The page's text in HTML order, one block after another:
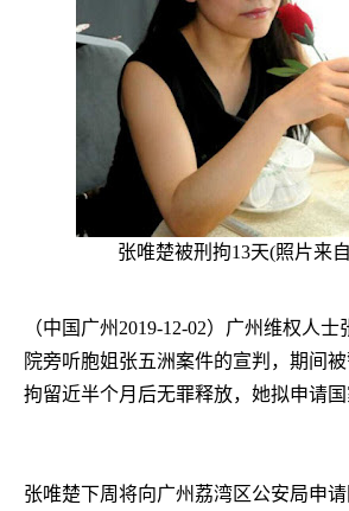
张唯楚被刑拘13天(照片来
（中国广州 2019-12-02） 广州维权人士
院旁听胞姐张五洲案件的宣判，期间
拘留近半个月后无罪释放，她拟申请国
张唯楚下周将向广州荔湾区公安局申